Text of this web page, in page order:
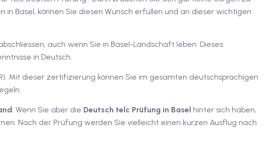
Basel, können Sie diesen Wunsch erfüllen und an dieser wichtigen
auch wenn Sie in Basel-Landschaft leben. Dieses
in Deutsch.
Mit dieser zertifizierung können Sie im gesamten deutschsprachigen
. Wenn Sie aber die Deutsch telc Prüfung in Basel hinter sich haben,
Nach der Prüfung werden Sie vielleicht einen kurzen Ausflug nach